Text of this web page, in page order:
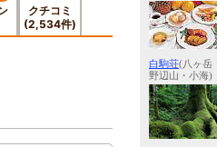
クチコミ
(2,534件)
白駒荘(八ヶ岳
野辺山・小海)